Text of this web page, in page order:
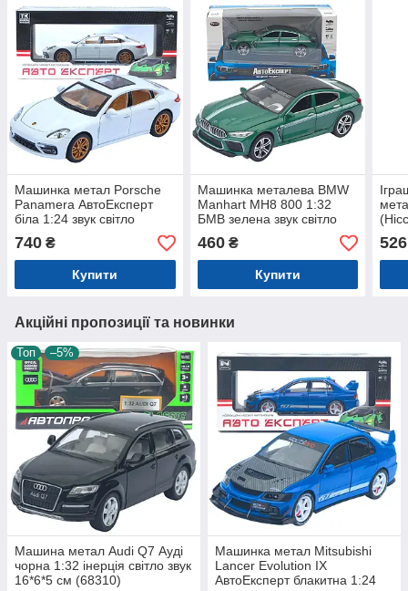
Машинка метал Porsche
Panamera АвтоЕксперт
біла 1:24 звук світло
інерція 20*7,5*6 см (3120-
04)
740 ₴
Купити
Машинка металева BMW
Manhart MH8 800 1:32
БМВ зелена звук світло
інерція відкр двері капот
багажник 15*7*5 см (TK-
3054)
460₴
Купити
526
Акційні пропозиції та новинки
Топ –5%
Машина метал Audi Q7 Ауді
чорна 1:32 інерція світло звук
16*6*5 см (68310)
Машинка метал Mitsubishi
Lancer Evolution IX
АвтоЕксперт блакитна 1:24